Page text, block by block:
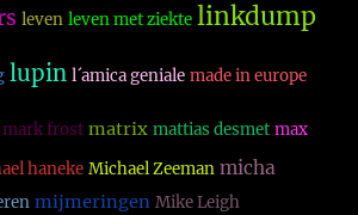
leven leven met ziekte linkdump
lupin l´amica geniale made in europe
mark frost matrix mattias desmet max
haneke Michael Zeeman micha
mijmeringen Mike Leigh